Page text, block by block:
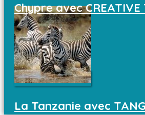
Chypre avec CREATIVE
La Tanzanie avec